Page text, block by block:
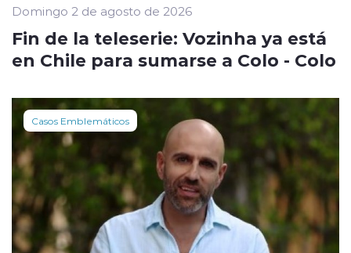
Domingo 2 de agosto de 2026
Fin de la teleserie: Vozinha ya está
en Chile para sumarse a Colo - Colo
Casos Emblemáticos